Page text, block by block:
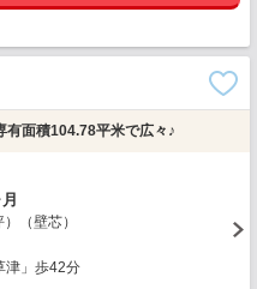
有面積104.78平米で広々♪
（壁芯）
津」歩42分